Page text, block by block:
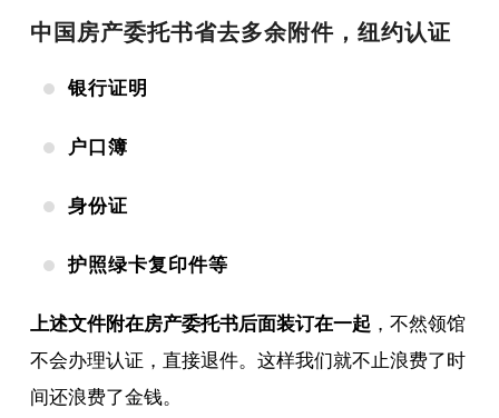
中国房产委托书省去多余附件，纽约认证
银行证明
户口簿
身份证
护照绿卡复印件等
上述文件附在房产委托书后面装订在一起 ，不然领馆
不会办理认证，直接退件。这样我们就不止浪费了时
间还浪费了金钱。